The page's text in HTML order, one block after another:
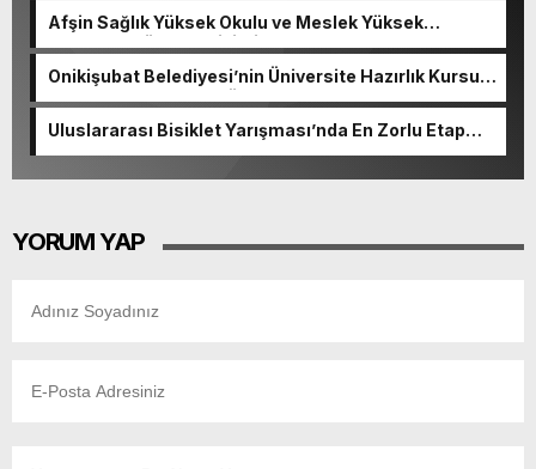
Afşin Sağlık Yüksek Okulu ve Meslek Yüksek
Okulunda görev değişimi!
Onikişubat Belediyesi’nin Üniversite Hazırlık Kursu
başvurularında son gün 7 Ağustos.
Uluslararası Bisiklet Yarışması’nda En Zorlu Etap
YORUM YAP